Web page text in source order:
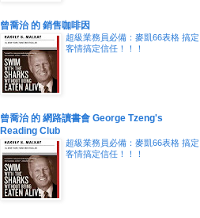
曾喬治 的 銷售咖啡因
超級業務員必備：麥凱66表格 搞定
客情搞定信任！！！
曾喬治 的 網路讀書會 George Tzeng's
Reading Club
超級業務員必備：麥凱66表格 搞定
客情搞定信任！！！